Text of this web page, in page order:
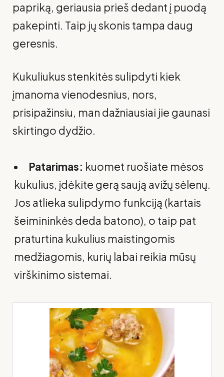
papriką, geriausia prieš dedant į puodą
pakepinti. Taip jų skonis tampa daug
geresnis.
Kukuliukus stenkitės sulipdyti kiek
įmanoma vienodesnius, nors,
prisipažinsiu, man dažniausiai jie gaunasi
skirtingo dydžio.
Patarimas: kuomet ruošiate mėsos
kukulius, įdėkite gerą saują avižų sėlenų.
Jos atlieka sulipdymo funkciją (kartais
šeimininkės deda batono), o taip pat
praturtina kukulius maistingomis
medžiagomis, kurių labai reikia mūsų
virškinimo sistemai.